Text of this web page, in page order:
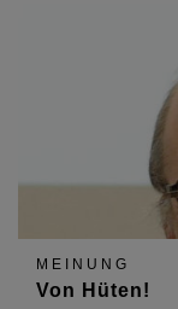
MEINUNG
Von Hüten!